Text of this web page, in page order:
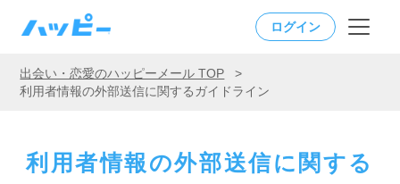
ログイン
出会い・恋愛のハッピーメール TOP
>
利用者情報の外部送信に関するガイドライン
利用者情報の外部送信に関する